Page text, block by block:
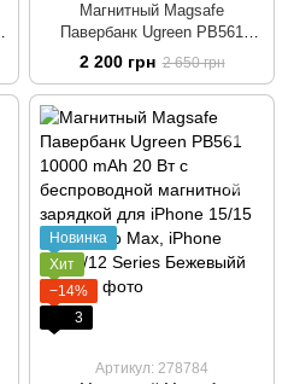
Магнитный Magsafe
Павербанк Ugreen PB561
10000 mAh 20 Вт с
беспроводной магнитной
зарядкой для iPhone 15/15
Pro/15 Pro Max, iPhone
14/13/12 Series Grey
2 200 грн 2 650 грн
Новинка
Хит
−14%
3
Артикул: 278784